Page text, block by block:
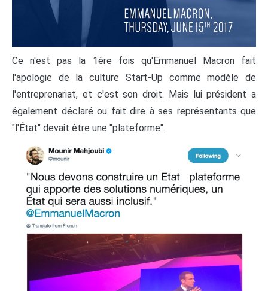
Ce n'est pas la 1ère fois qu'Emmanuel Macron fait
l'apologie de la culture Start-Up comme modèle de
l'entreprenariat, et c'est son droit. Mais lui président a
également déclaré ou fait dire à ses représentants que
"l'État" devait être une "plateforme".